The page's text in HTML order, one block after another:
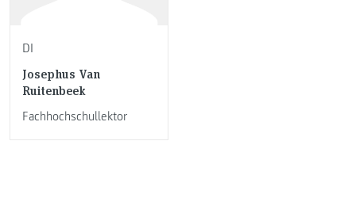
DI
Josephus Van
Ruitenbeek
Fachhochschullektor